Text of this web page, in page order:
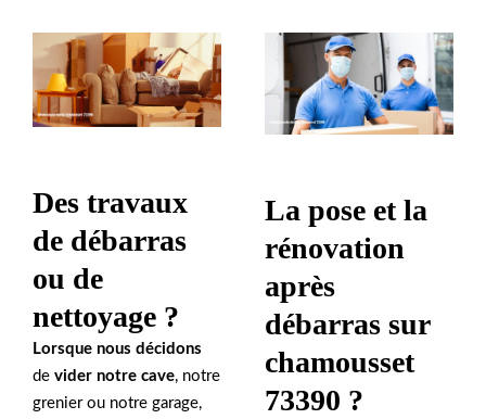
Des travaux
de débarras
ou de
nettoyage ?
Lorsque nous décidons
de vider notre cave, notre
grenier ou notre garage,
La pose et la
rénovation
après
débarras sur
chamousset
73390 ?